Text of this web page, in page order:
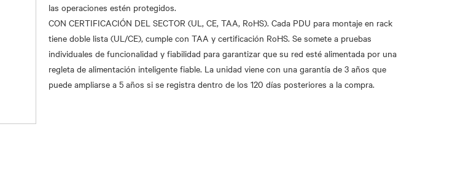
las operaciones estén protegidos.
CON CERTIFICACIÓN DEL SECTOR (UL, CE, TAA, RoHS). Cada PDU para montaje en rack
tiene doble lista (UL/CE), cumple con TAA y certificación RoHS. Se somete a pruebas
individuales de funcionalidad y fiabilidad para garantizar que su red esté alimentada por una
regleta de alimentación inteligente fiable. La unidad viene con una garantía de 3 años que